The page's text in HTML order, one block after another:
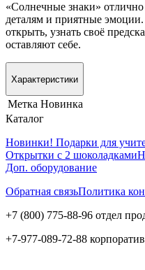
«Солнечные знаки»
деталям и приятные эмоции.
открыть, узнать своё
оставляют себе.
Характеристики
Метка Новинка
Каталог
Новинки! Подарки для
Открытки с 2 шоколадками
Доп. оборудование
Обратная связьПолитика
+7 (800) 775-88-96 отдел
+7-977-089-72-88